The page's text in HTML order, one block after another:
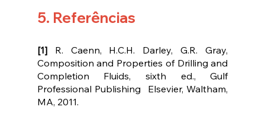
5. Referências
[1] R. Caenn, H.C.H. Darley, G.R. Gray,
Composition and Properties of Drilling and
Completion Fluids, sixth ed., Gulf
Professional Publishing  Elsevier, Waltham,
MA, 2011.